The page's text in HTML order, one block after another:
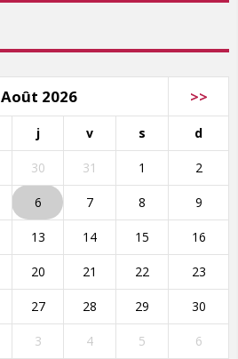
Août 2026 >>
j v s d
30 31 1 2
6 7 8 9
13 14 15 16
20 21 22 23
27 28 29 30
3 4 5 6